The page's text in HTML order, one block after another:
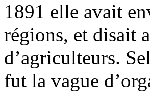
1891 elle avait
régions, et disait
d’agriculteurs.
fut la vague